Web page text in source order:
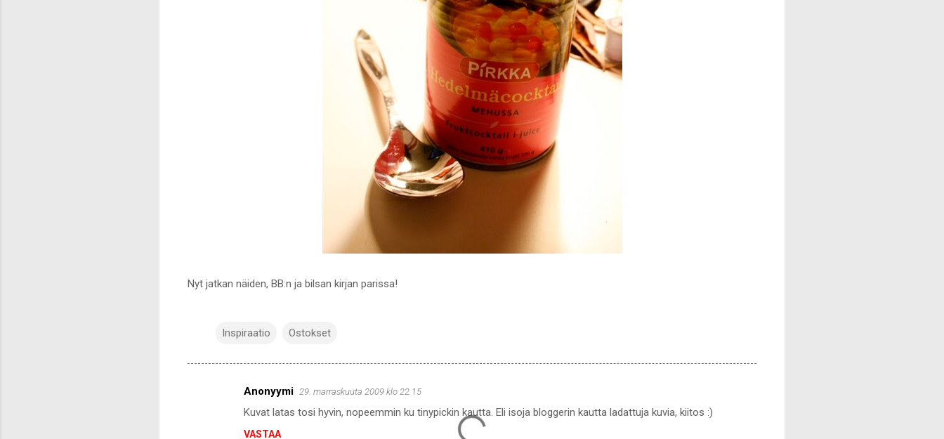
Nyt jatkan näiden, BB:n ja bilsan kirjan parissa!
Inspiraatio Ostokset
Anonyymi 29. marraskuuta 2009 klo 22.15
Kuvat latas tosi hyvin, nopeemmin ku tinypickin kautta. Eli isoja bloggerin kautta ladattuja kuvia, kiitos :)
VASTAA